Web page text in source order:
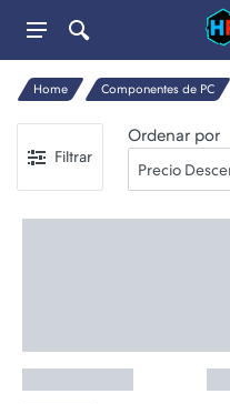
Home Componentes de PC
Filtrar
Ordenar por